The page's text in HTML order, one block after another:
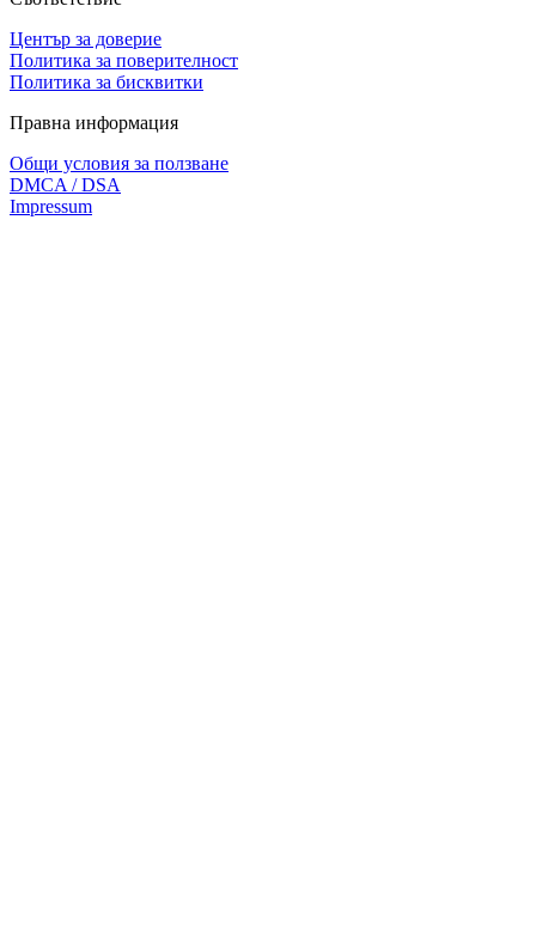
Център за доверие
Политика за поверителност
Политика за бисквитки
Правна информация
Общи условия за ползване
DMCA / DSA
Impressum